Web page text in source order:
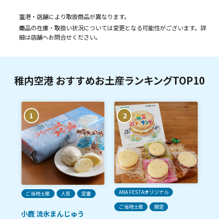
空港・店舗により取扱商品が異なります。
商品の在庫・取扱い状況については変更となる可能性がございます。詳
細は店舗へお問合せください。
稚内空港 おすすめお土産ランキングTOP10
1
ご当地土産 人気 定番
小鹿 流氷まんじゅう
2
ANA FESTAオリジナル
ご当地土産
限定